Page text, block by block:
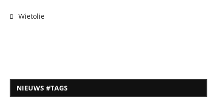
Wietolie
NIEUWS #TAGS